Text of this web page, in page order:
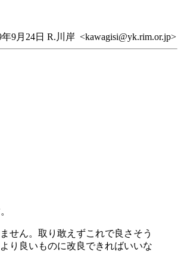
年9月24日 R.川岸 <kawagisi@yk.rim.or.jp>
せん。取り敢えずこれで良さそう
り良いものに改良できればいいな